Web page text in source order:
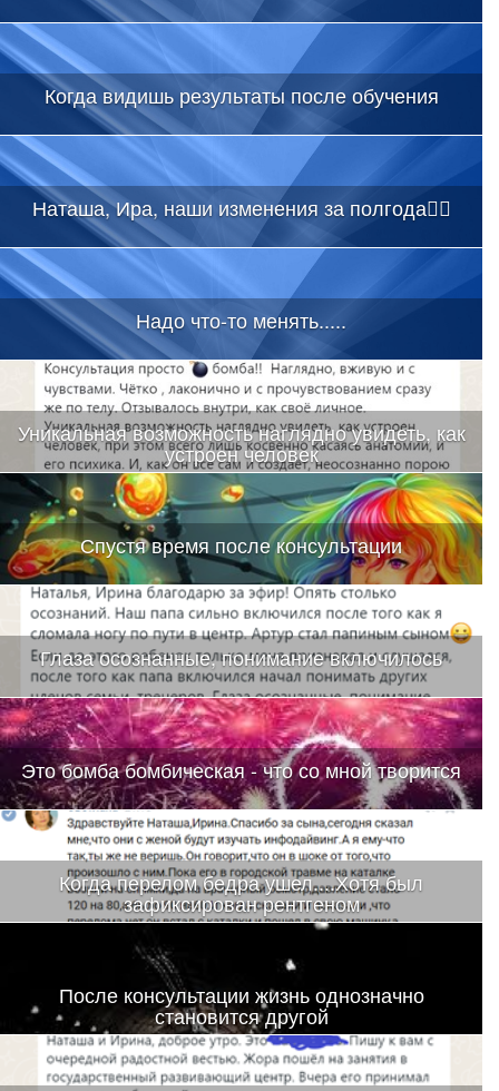
Когда видишь результаты после обучения
Наташа, Ира, наши изменения за полгода👇🏻
Надо что-то менять.....
Уникальная возможность наглядно увидеть, как
устроен человек
Спустя время после консультации
Глаза осознанные, понимание включилось
Это бомба бомбическая - что со мной творится
Когда перелом бедра ушел....Хотя был
зафиксирован рентгеном
После консультации жизнь однозначно
становится другой